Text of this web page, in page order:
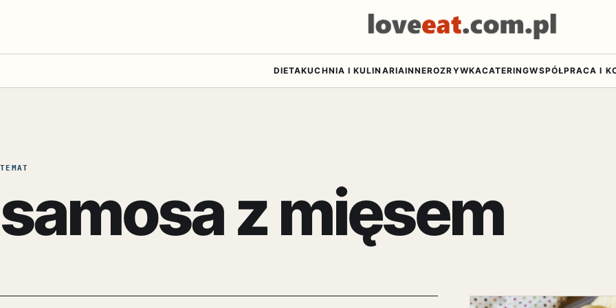
DIETAKUCHNIA I KULINARIAINNEROZRYWKACATERINGWSPÓŁPRACA I
TEMAT
samosa z mięsem